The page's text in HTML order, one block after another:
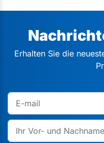
Erhalten Sie die